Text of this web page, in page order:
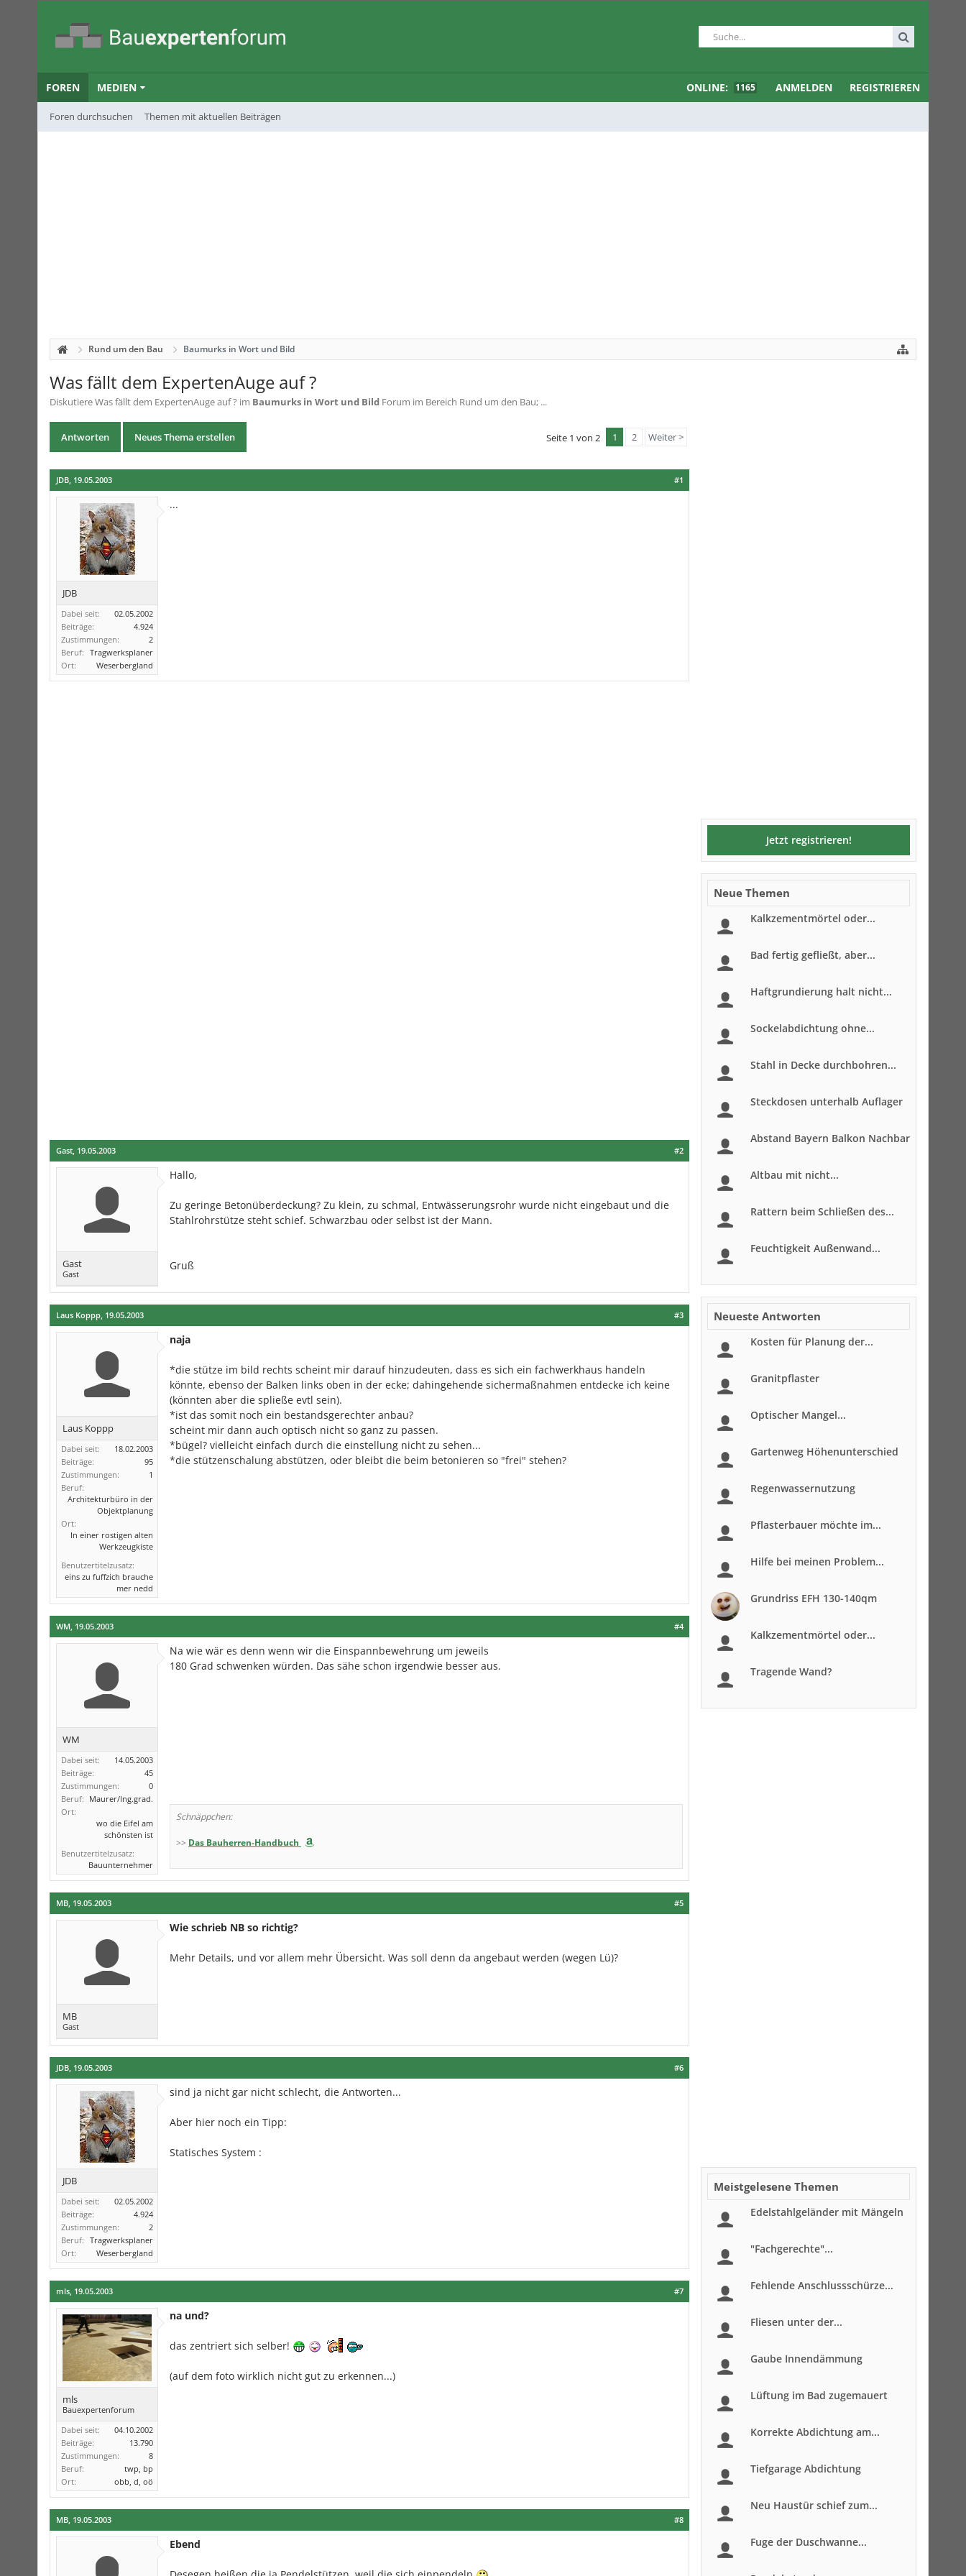
FOREN
Foren durchsuchen Themen mit aktuellen Beiträgen
MEDIEN ONLINE: 1165 ANMELDEN REGISTRIEREN
Rund um den Bau Baumurks in Wort und Bild
Was fällt dem ExpertenAuge auf ?
DiskutiereWas fällt dem ExpertenAuge auf ? im Baumurks in Wort und Bild Forum im Bereich Rund um den Bau; ...
Antworten Neues Thema erstellen Seite 1 von 2 1 2 Weiter >
#1
JDB, 19.05.2003
JDB
Dabei seit:
02.05.2002
Beiträge:
4.924
Zustimmungen:
2
Beruf: Tragwerksplaner
Ort:
Weserbergland
...
#2
Gast, 19.05.2003
Gast
Gast
Hallo,
Zu geringe Betonüberdeckung? Zu klein, zu schmal, Entwässerungsrohr wurde nicht eingebaut und die
Stahlrohrstütze steht schief. Schwarzbau oder selbst ist der Mann.
Gruß
#3
Laus Koppp, 19.05.2003
Laus Koppp
Dabei seit:
18.02.2003
Beiträge:
95
Zustimmungen:
1
Beruf:
Architekturbüro in der
Objektplanung
Ort:
In einer rostigen alten
Werkzeugkiste
Benutzertitelzusatz:
eins zu fuffzich brauche
mer nedd
naja
*die stütze im bild rechts scheint mir darauf hinzudeuten, dass es sich ein fachwerkhaus handeln
könnte, ebenso der Balken links oben in der ecke; dahingehende sichermaßnahmen entdecke ich keine
(könnten aber die spließe evtl sein).
*ist das somit noch ein bestandsgerechter anbau?
scheint mir dann auch optisch nicht so ganz zu passen.
*bügel? vielleicht einfach durch die einstellung nicht zu sehen...
*die stützenschalung abstützen, oder bleibt die beim betonieren so "frei" stehen?
#4
WM, 19.05.2003
WM
Dabei seit:
14.05.2003
Beiträge:
45
Zustimmungen:
0
Beruf: Maurer/Ing.grad.
Ort:
wo die Eifel am
schönsten ist
Benutzertitelzusatz:
Bauunternehmer
Na wie wär es denn wenn wir die Einspannbewehrung um jeweils
180 Grad schwenken würden. Das sähe schon irgendwie besser aus.
Schnäppchen:
>> Das Bauherren-Handbuch
#5
MB, 19.05.2003
MB
Gast
Wie schrieb NB so richtig?
Mehr Details, und vor allem mehr Übersicht. Was soll denn da angebaut werden (wegen Lü)?
#6
JDB, 19.05.2003
JDB
Dabei seit:
02.05.2002
Beiträge:
4.924
Zustimmungen:
2
Beruf: Tragwerksplaner
Ort:
Weserbergland
sind ja nicht gar nicht schlecht, die Antworten...
Aber hier noch ein Tipp:
Statisches System :
#7
mls, 19.05.2003
mls
Bauexpertenforum
Dabei seit:
04.10.2002
Beiträge:
13.790
Zustimmungen:
8
Beruf:
twp, bp
Ort:
obb, d, oö
na und?
das zentriert sich selber!
(auf dem foto wirklich nicht gut zu erkennen...)
#8
MB, 19.05.2003
Ebend
Jetzt registrieren!
Neue Themen
Kalkzementmörtel oder...
Bad fertig gefließt, aber...
Haftgrundierung halt nicht...
Sockelabdichtung ohne...
Stahl in Decke durchbohren...
Steckdosen unterhalb Auflager
Abstand Bayern Balkon Nachbar
Altbau mit nicht...
Rattern beim Schließen des...
Feuchtigkeit Außenwand...
Neueste Antworten
Kosten für Planung der...
Granitpflaster
Optischer Mangel...
Gartenweg Höhenunterschied
Regenwassernutzung
Pflasterbauer möchte im...
Hilfe bei meinen Problem...
Grundriss EFH 130-140qm
Kalkzementmörtel oder...
Tragende Wand?
Meistgelesene Themen
Edelstahlgeländer mit Mängeln
"Fachgerechte"...
Fehlende Anschlussschürze...
Fliesen unter der...
Gaube Innendämmung
Lüftung im Bad zugemauert
Korrekte Abdichtung am...
Tiefgarage Abdichtung
Neu Haustür schief zum...
Fuge der Duschwanne...